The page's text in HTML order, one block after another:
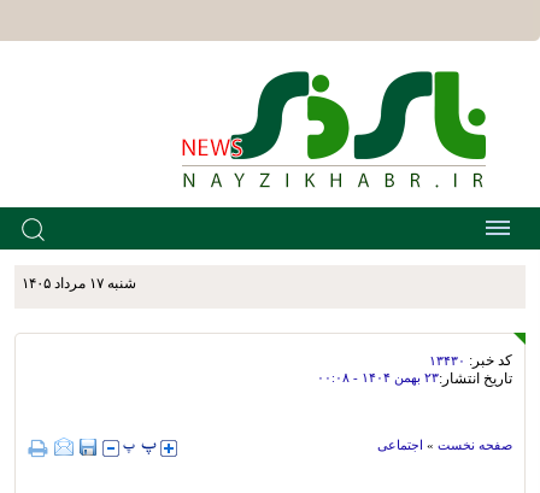
شنبه ۱۷ مرداد ۱۴۰۵
کد خبر: ۱۳۴۳۰
تاریخ انتشار:۲۳ بهمن ۱۴۰۴ - ۰۰:۰۸
صفحه نخست » اجتماعی